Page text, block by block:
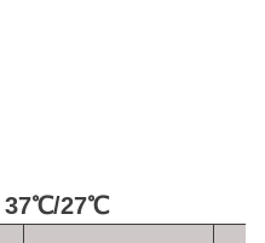
37℃/27℃